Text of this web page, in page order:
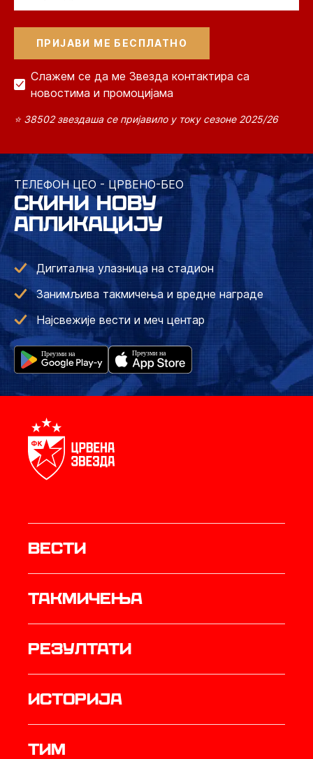
Слажем се да ме Звезда контактира са
новостима и промоцијама
⭐ 38502 звездаша се пријавило у току сезоне 2025/26
ТЕЛЕФОН ЦЕО - ЦРВЕНО-БЕО
СКИНИ НОВУ
АПЛИКАЦИЈУ
Дигитална улазница на стадион
Занимљива такмичења и вредне награде
Најсвежије вести и меч центар
Вести
Такмичења
резултати
историја
ТИМ